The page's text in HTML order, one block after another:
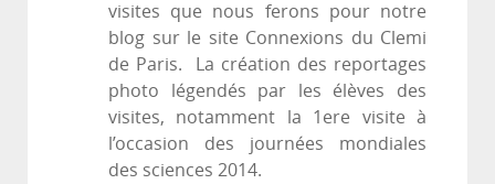
visites que nous ferons pour notre
blog sur le site Connexions du Clemi
de Paris. La création des reportages
photo légendés par les élèves des
visites, notamment la 1ere visite à
l’occasion des journées mondiales
des sciences 2014.